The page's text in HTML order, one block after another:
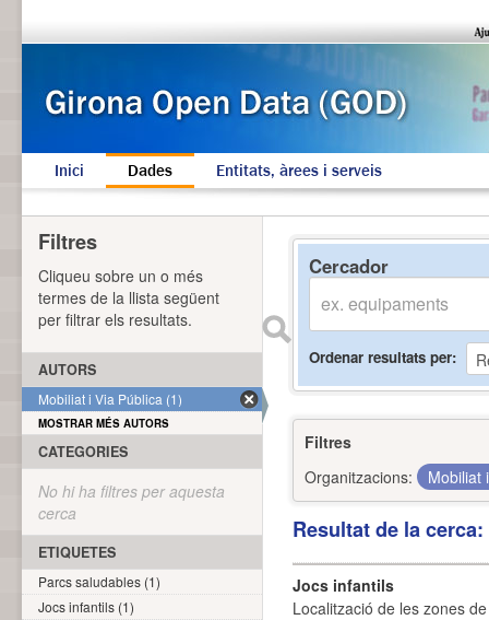
Inici Dades Entitats, àrees i serveis
Cercador
Ordenar resultats per
Filtres
Organitzacions:
Mobiliat
Resultat de la
Jocs infantils
Localització de les zones
Filtres
Cliqueu sobre un o més
termes de la llista següent
per filtrar els resultats.
AUTORS
Mobiliat i Via Pública (1)
MOSTRAR MÉS AUTORS
CATEGORIES
No hi ha filtres per aquesta
cerca
ETIQUETES
Parcs saludables (1)
Jocs infantils (1)